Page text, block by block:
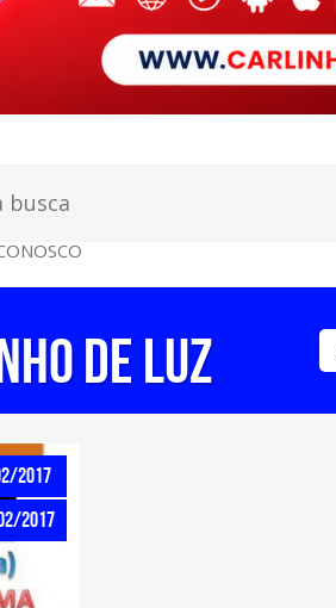
DE LUZ
2017
2017